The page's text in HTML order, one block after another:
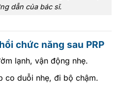
dẫn của bác sĩ.
chức năng sau PRP
lạnh, vận động nhẹ.
co duỗi nhẹ, đi bộ chậm.